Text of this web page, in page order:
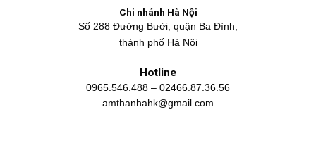
Chi nhánh Hà Nội
Số 288 Đường Bưởi, quận Ba Đình,
thành phố Hà Nội
Hotline
0965.546.488 – 02466.87.36.56
amthanhahk@gmail.com